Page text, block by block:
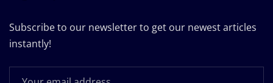
Subscribe to our newsletter to get our newest articles
instantly!